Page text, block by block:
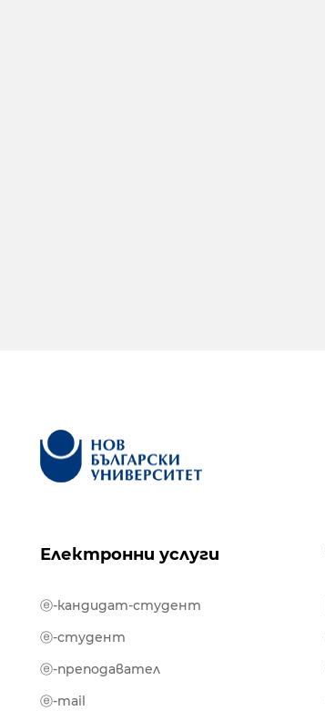
Електронни услуги
ⓔ-кандидат-студент
ⓔ-студент
ⓔ-преподавател
ⓔ-mail